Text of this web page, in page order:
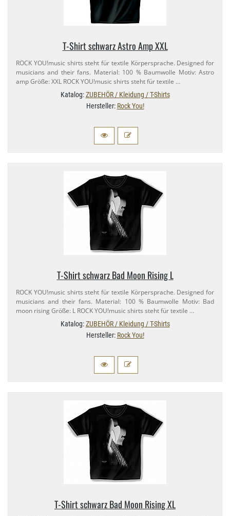
T-​Shirt schwarz Astro Amp XXL
ROCK YOU!music shirts steht für textile Körpersprache. Designed for
musicians and their fans. Material: 100 % Baumwolle Motiv: Astro
amp Größe: XXL ROCK YOU!music shirts steht für textile …
Katalog:ZUBEHÖR / Kleidung / T-Shirts
Hersteller: Rock You!
T-​Shirt schwarz Bad Moon Rising L
ROCK YOU!music shirts steht für textile Körpersprache. Designed for
musicians and their fans. Material: 100 % Baumwolle Motiv: Bad
moon rising Größe: L ROCK YOU!music shirts steht für textile …
Katalog:ZUBEHÖR / Kleidung / T-Shirts
Hersteller: Rock You!
T-​Shirt schwarz Bad Moon Rising XL